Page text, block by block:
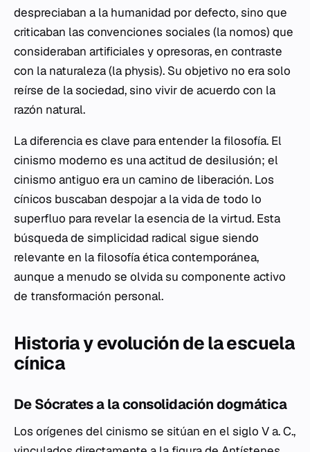
despreciaban a la humanidad por defecto, sino que
criticaban las convenciones sociales (la nomos) que
consideraban artificiales y opresoras, en contraste
con la naturaleza (la physis). Su objetivo no era solo
reírse de la sociedad, sino vivir de acuerdo con la
razón natural.
La diferencia es clave para entender la filosofía. El
cinismo moderno es una actitud de desilusión; el
cinismo antiguo era un camino de liberación. Los
cínicos buscaban despojar a la vida de todo lo
superfluo para revelar la esencia de la virtud. Esta
búsqueda de simplicidad radical sigue siendo
relevante en la filosofía ética contemporánea,
aunque a menudo se olvida su componente activo
de transformación personal.
Historia y evolución de la escuela
cínica
De Sócrates a la consolidación dogmática
Los orígenes del cinismo se sitúan en el siglo V a. C.,